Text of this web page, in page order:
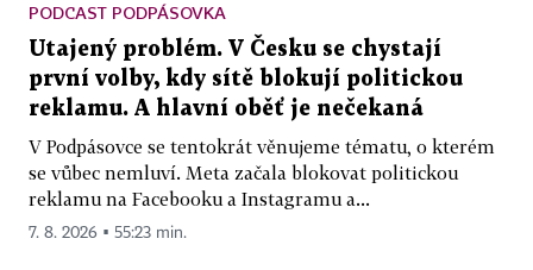
PODCAST PODPÁSOVKA
Utajený problém. V Česku se chystají
první volby, kdy sítě blokují politickou
reklamu. A hlavní oběť je nečekaná
V Podpásovce se tentokrát věnujeme tématu, o kterém
se vůbec nemluví. Meta začala blokovat politickou
reklamu na Facebooku a Instagramu a...
7. 8. 2026 ▪ 55:23 min.